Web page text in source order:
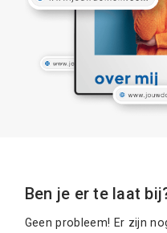
Ben je er te laat
Geen probleem! Er zijn